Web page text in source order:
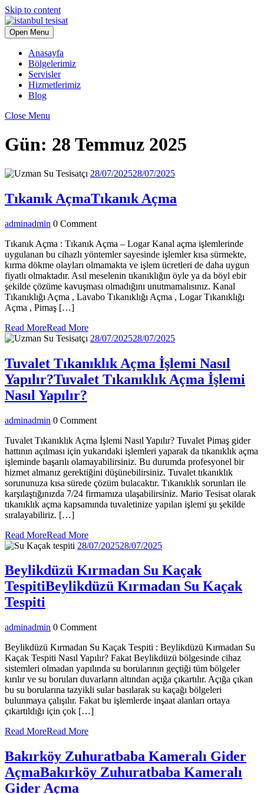
Skip to content
Open Menu
Anasayfa
Bölgelerimiz
Servisler
Hizmetlerimiz
Blog
Close Menu
Gün: 28 Temmuz 2025
28/07/202528/07/2025
Tıkanık AçmaTıkanık Açma
adminadmin 0 Comment
Tıkanık Açma : Tıkanık Açma – Logar Kanal açma işlemlerinde
uygulanan bu cihazlı yöntemler sayesinde işlemler kısa sürmekte,
kırma dökme olayları olmamakta ve işlem ücretleri de daha uygun
fiyatlı olmaktadır. Asıl meselenin tıkanıklığın öyle ya da böyl ebir
şekilde çözüme kavuşması olmadığını unutmamalısınız. Kanal
Tıkanıklığı Açma , Lavabo Tıkanıklığı Açma , Logar Tıkanıklığı
Açma , Pimaş […]
Read MoreRead More
28/07/202528/07/2025
Tuvalet Tıkanıklık Açma İşlemi Nasıl
Yapılır?Tuvalet Tıkanıklık Açma İşlemi
Nasıl Yapılır?
adminadmin 0 Comment
Tuvalet Tıkanıklık Açma İşlemi Nasıl Yapılır? Tuvalet Pimaş gider
hattının açılması için yukarıdaki işlemleri yaparak da tıkanıklık açma
işleminde başarılı olamayabilirsiniz. Bu durumda profesyonel bir
hizmet almanız gerektiğini düşünebilirsiniz. Tuvalet tıkanıklık
sorununuza kısa sürede çözüm bulacaktır. Tıkanıklık sorunları ile
karşılaştığınızda 7/24 firmamıza ulaşabilirsiniz. Mario Tesisat olarak
tıkanıklık açma kapsamında tuvaletinize yapılan işlemi şu şekilde
sıralayabiliriz. […]
Read MoreRead More
28/07/202528/07/2025
Beylikdüzü Kırmadan Su Kaçak
TespitiBeylikdüzü Kırmadan Su Kaçak
Tespiti
adminadmin 0 Comment
Beylikdüzü Kırmadan Su Kaçak Tespiti : Beylikdüzü Kırmadan Su
Kaçak Tespiti Nasıl Yapılır? Fakat Beylikdüzü bölgesinde cihaz
sistemleri olmadan yapılında su borularının geçtiği tüm bölgeler
kırılır ve su boruları duvarların altından açığa çıkartılır. Açığa çıkan
bu su borularına tazyikli sular basılarak su kaçağı bölgeleri
bulunmaya çalışılır. Fakat bu işlemlerde inşaat alanları ortaya
çıkartıldığı için çok […]
Read MoreRead More
Bakırköy Zuhuratbaba Kameralı Gider
AçmaBakırköy Zuhuratbaba Kameralı
Gider Açma